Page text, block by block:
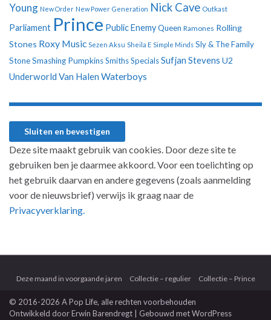
Young New Order New Power Generation Nick Cave Outkast
Parliament Prince Public EnemyQueen Ramones Rolling
Stones Roxy Music Sezen Aksu Sheila E Simple Minds Sly & The Family
StoneSmashing PumpkinsSmithsSpecialsSufjan Stevens U2
Underworld Van Halen Waterboys
Deze site maakt gebruik van cookies. Door deze site te
gebruiken ben je daarmee akkoord. Voor een toelichting op
het gebruik daarvan en andere gegevens (zoals aanmelding
voor de nieuwsbrief) verwijs ik graag naar de
Privacyverklaring.
Deze maand in voorgaande jaren Collectie – regulier Collectie – Prince
© 2016-2026 A Pop Life, alle rechten voorbehouden
Ontwikkeld doorErwin Barendregt | Gebouwd metWordPress